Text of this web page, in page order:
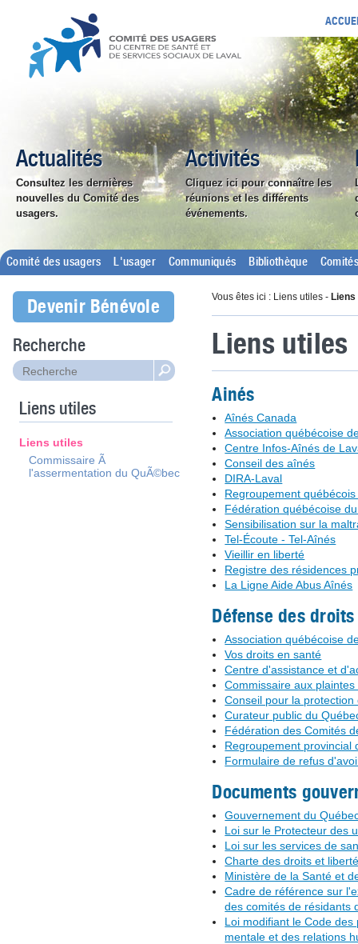
Actualités
Consultez les dernières
nouvelles du Comité des
usagers.
Activités
Cliquez ici pour connaître les
réunions et les différents
événements.
Comité des usagers L'usager Communiqués Bibliothèque
Devenir Bénévole
Recherche
Liens utiles
Liens utiles
Commissaire Ã
l'assermentation du QuÃ©bec
Vous êtes ici : Liens utiles -
Liens utiles
Ainés
Aînés Canada
Association québécoise
Centre Infos-Aînés de
Conseil des aînés
DIRA-Laval
Regroupement
Fédération québécoise
Sensibilisation sur la
Tel-Écoute - Tel-Aînés
Vieillir en liberté
Registre des résidences
La Ligne Aide Abus Aînés
Défense des droits
Association québécoise
Vos droits en santé
Centre d'assistance et
Commissaire aux
Conseil pour la protection
Curateur public du
Fédération des Comités
Regroupement provincial
Formulaire de refus
Documents
Gouvernement du
Loi sur le Protecteur des
Loi sur les services de
Charte des droits et
Ministère de la Santé et
Cadre de référence sur
des comités de résidants
Loi modifiant le Code
mentale et des relations